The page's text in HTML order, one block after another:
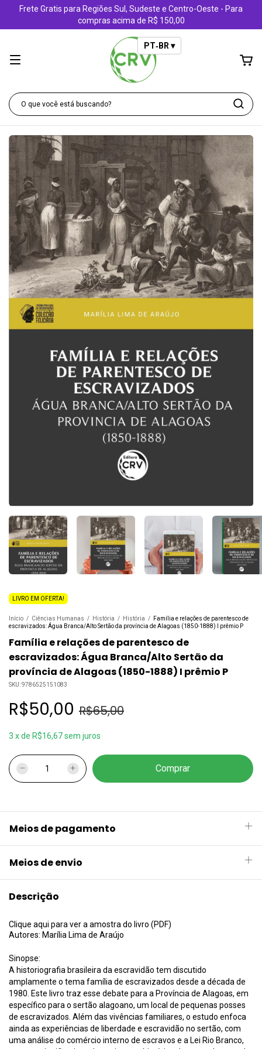
Frete Gratis para Regiões Sul, Sudeste e Centro-Oeste - Para
compras acima de R$ 150,00
PT‑BR ▾
LIVRO EM OFERTA!
Início / Ciências Humanas / História / História /
Família e relações de parentesco de
escravizados: Água Branca/Alto Sertão da província de Alagoas (1850-1888) I prêmio P
Família e relações de parentesco de
escravizados: Água Branca/Alto Sertão da
província de Alagoas (1850-1888) I prêmio P
SKU:9786525151083
R$50,00 R$65,00
3 xde R$16,67sem juros
Meios de pagamento
Meios de envio
Descrição
Clique aqui para ver a amostra do livro (PDF)
Autores: Marília Lima de Araújo
Sinopse:
A historiografia brasileira da escravidão tem discutido
amplamente o tema família de escravizados desde a década de
1980. Este livro traz esse debate para a Província de Alagoas, em
específico para o sertão alagoano, um local de pequenas posses
de escravizados. Além das vivências familiares, o estudo enfoca
ainda as experiências de liberdade e escravidão no sertão, com
uma análise do comércio interno de escravos e a Lei Rio Branco,